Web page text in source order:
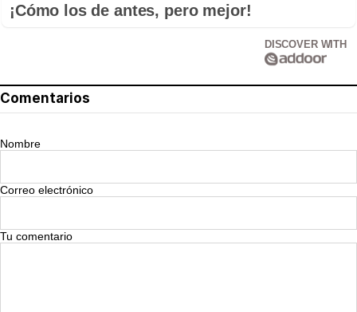
¡Cómo los de antes, pero mejor!
DISCOVER WITH
Comentarios
Nombre
Correo electrónico
Tu comentario